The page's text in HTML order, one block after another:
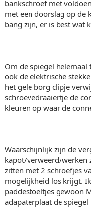
bankschroef met
met een doorslag op de
bang zijn, er is best wat
Om de spiegel helemaal
ook de elektrische
het gele borg clipje
schroevedraaiertje de
kleuren op waar de
Waarschijnlijk zijn de
kapot/verweerd/werken
zitten met 2 schroefjes
mogelijkheid los krijgt.
paddestoeltjes gewoon
adapaterplaat de spiegel